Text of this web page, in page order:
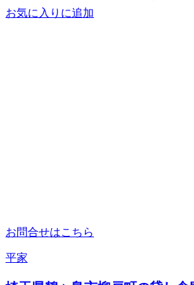
お気に入りに追加
お問合せはこちら
平家